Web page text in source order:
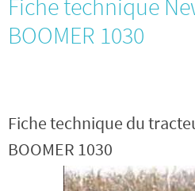
BOOMER 1030
Fiche technique du
BOOMER 1030